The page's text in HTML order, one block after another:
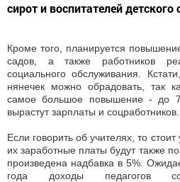
сирот и воспитателей детского
Кроме того, планируется
садов, а также работников
социального обслуживания.
нянечек можно обрадовать, так
самое большое повышение - до
вырастут зарплаты и соцработников.
Если говорить об учителях, то
их заработные платы будут также
произведена надбавка в 5%.
года доходы педагогов